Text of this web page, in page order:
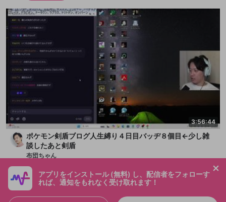
3:56:44
ポケモン剣盾ブログ人生縛り４日目バッヂ８個目←少し雑
談したあと剣盾
布団ちゃん
アプリをインストール (無料) し、配信者をフォローす
れば、通知をもれなく受け取れます！